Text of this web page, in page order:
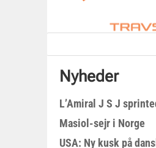
Nyheder
L’Amiral J S J
Masiol-sejr i Norge
USA: Ny kusk på